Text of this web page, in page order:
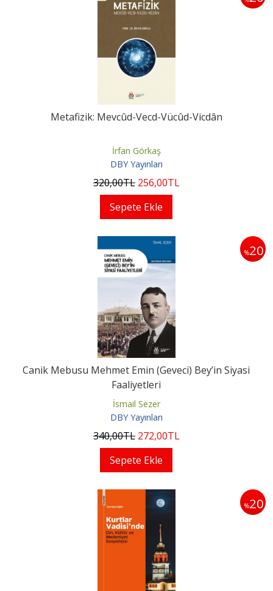
Metafizik: Mevcûd-Vecd-Vücûd-Vicdân
İrfan Görkaş
DBY Yayınları
320,00TL 256,00TL
Sepete Ekle
%20
Canik Mebusu Mehmet Emin (Geveci) Bey’in Siyasi
Faaliyetleri
İsmail Sezer
DBY Yayınları
340,00TL 272,00TL
Sepete Ekle
%20